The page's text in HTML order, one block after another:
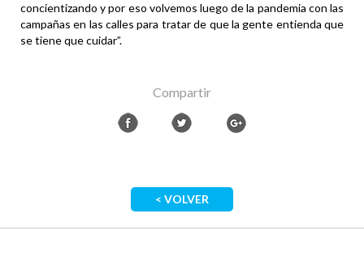
concientizando y por eso volvemos luego de la pandemia con las
campañas en las calles para tratar de que la gente entienda que
se tiene que cuidar”.
Compartir
< VOLVER